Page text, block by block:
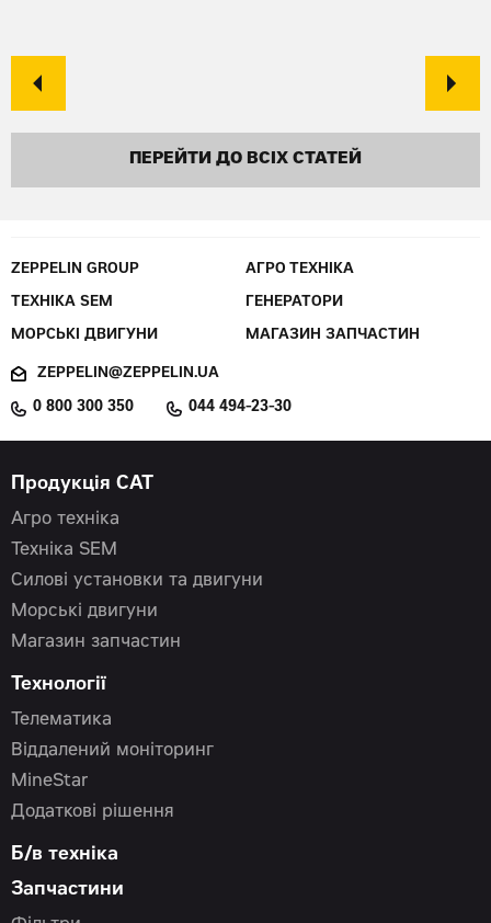
ПЕРЕЙТИ ДО ВСІХ СТАТЕЙ
ZEPPELIN GROUP АГРО ТЕХНІКА
ТЕХНІКА SEM ГЕНЕРАТОРИ
МОРСЬКІ ДВИГУНИ МАГАЗИН ЗАПЧАСТИН
ZEPPELIN@ZEPPELIN.UA
0 800 300 350 044 494-23-30
Продукція CAT
Агро техніка
Техніка SEM
Силові установки та двигуни
Морські двигуни
Магазин запчастин
Технології
Телематика
Віддалений моніторинг
MineStar
Додаткові рішення
Б/в техніка
Запчастини